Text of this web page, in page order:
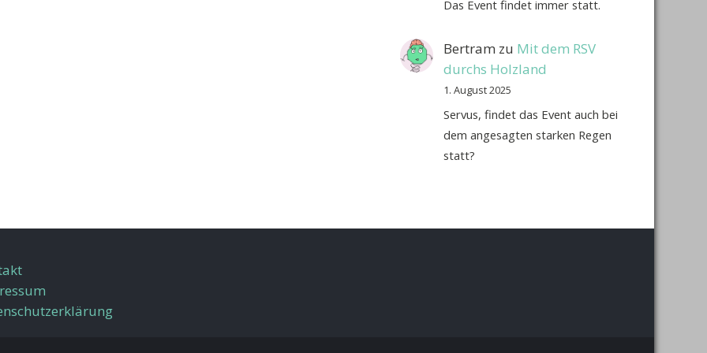
Das Event findet immer statt.
Bertram zu Mit dem RSV
durchs Holzland
1. August 2025
Servus, findet das Event auch bei
dem angesagten starken Regen
statt?